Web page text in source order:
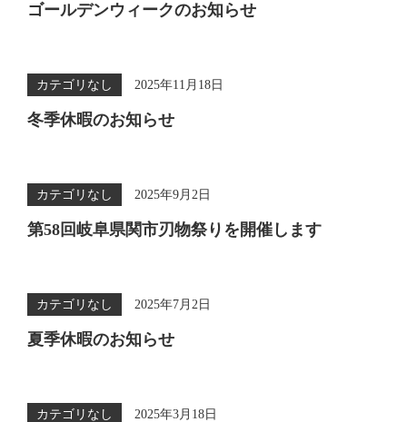
ゴールデンウィークのお知らせ
カテゴリなし 2025年11月18日
冬季休暇のお知らせ
カテゴリなし 2025年9月2日
第58回岐阜県関市刃物祭りを開催します
カテゴリなし 2025年7月2日
夏季休暇のお知らせ
カテゴリなし 2025年3月18日